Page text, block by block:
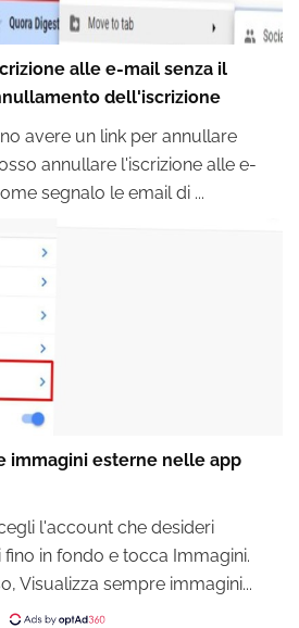
alle e-mail senza il
dell'iscrizione
avere un link per annullare
annullare l'iscrizione alle e-
segnalo le email di ...
immagini esterne nelle app
l'account che desideri
in fondo e tocca Immagini.
Visualizza sempre immagini...